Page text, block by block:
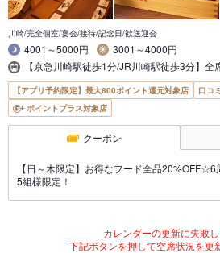
川崎/完全個室/宴会/接待/記念日/歓送迎会
4001～5000円
3001～4000円
【京急川崎駅徒歩1分/JR川崎駅徒歩3分】
【アプリ予約限定】最大800ポイント還元対象店 口コ
ポイントプラス対象店
クーポン
【日～木限定】お得なフード全品
5組様限定！
カレンダーの更新に失敗し
下記ボタンを押して空席状況を更